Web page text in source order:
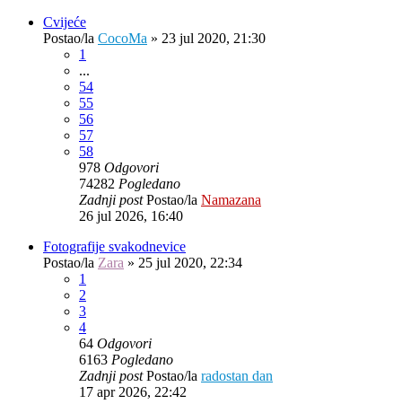
Cvijeće
Postao/la CocoMa » 23 jul 2020, 21:30
1
...
54
55
56
57
58
978 Odgovori
74282 Pogledano
Zadnji postPostao/la Namazana
26 jul 2026, 16:40
Fotografije svakodnevice
Postao/la Zara » 25 jul 2020, 22:34
1
2
3
4
64 Odgovori
6163 Pogledano
Zadnji postPostao/la radostan dan
17 apr 2026, 22:42